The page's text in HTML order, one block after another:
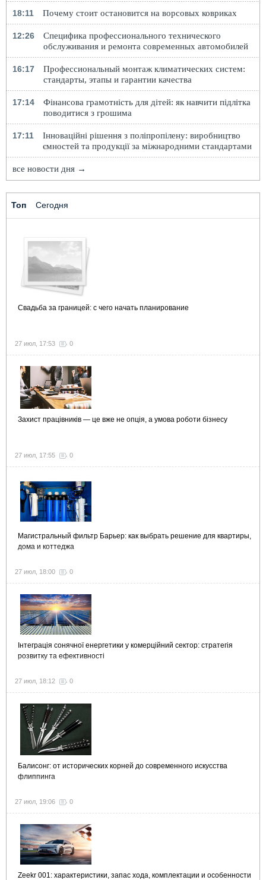
18:11 Почему стоит остановится на ворсовых ковриках
12:26
Специфика профессионального технического
обслуживания и ремонта современных автомобилей
16:17
Профессиональный монтаж климатических систем:
стандарты, этапы и гарантии качества
17:14
Фінансова грамотність для дітей: як навчити підлітка
поводитися з грошима
17:11
Інноваційні рішення з поліпропілену: виробництво
ємностей та продукції за міжнародними стандартами
все новости дня →
Топ Сегодня
Свадьба за границей: с чего начать планирование
27 июл, 17:53 0
Захист працівників — це вже не опція, а умова роботи бізнесу
27 июл, 17:55 0
Магистральный фильтр Барьер: как выбрать решение для квартиры,
дома и коттеджа
27 июл, 18:00 0
Інтеграція сонячної енергетики у комерційний сектор: стратегія
розвитку та ефективності
27 июл, 18:12 0
Балисонг: от исторических корней до современного искусства
флиппинга
27 июл, 19:06 0
Zeekr 001: характеристики, запас хода, комплектации и особенности